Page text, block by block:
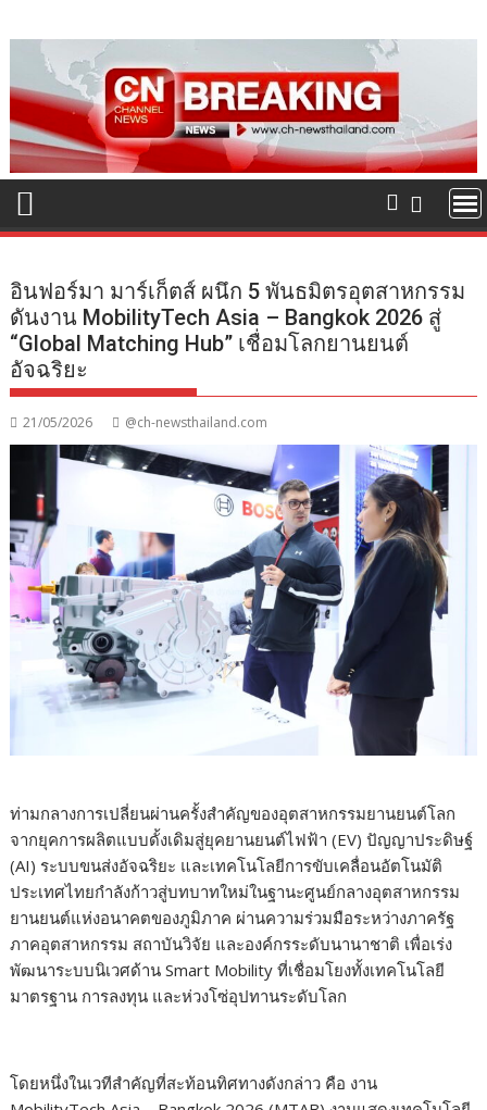
to
content
อินฟอร์มา มาร์เก็ตส์ ผนึก 5 พันธมิตรอุตสาหกรรม
ดันงาน MobilityTech Asia – Bangkok 2026 สู่
“Global Matching Hub” เชื่อมโลกยานยนต์
อัจฉริยะ
21/05/2026 @ch-newsthailand.com
ท่ามกลางการเปลี่ยนผ่านครั้งสำคัญของอุตสาหกรรมยานยนต์โลก
จากยุคการผลิตแบบดั้งเดิมสู่ยุคยานยนต์ไฟฟ้า (EV) ปัญญาประดิษฐ์
(AI) ระบบขนส่งอัจฉริยะ และเทคโนโลยีการขับเคลื่อนอัตโนมัติ
ประเทศไทยกำลังก้าวสู่บทบาทใหม่ในฐานะศูนย์กลางอุตสาหกรรม
ยานยนต์แห่งอนาคตของภูมิภาค ผ่านความร่วมมือระหว่างภาครัฐ
ภาคอุตสาหกรรม สถาบันวิจัย และองค์กรระดับนานาชาติ เพื่อเร่ง
พัฒนาระบบนิเวศด้าน Smart Mobility ที่เชื่อมโยงทั้งเทคโนโลยี
มาตรฐาน การลงทุน และห่วงโซ่อุปทานระดับโลก
โดยหนึ่งในเวทีสำคัญที่สะท้อนทิศทางดังกล่าว คือ งาน